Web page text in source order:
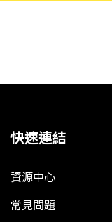
快速連結
資源中心
常見問題